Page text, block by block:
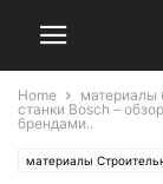
Home материалы
станки Bosch –
брендами..
материалы